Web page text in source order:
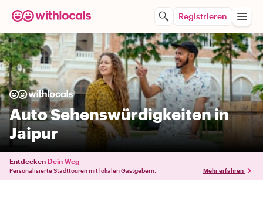
Registrieren
Auto Sehenswürdigkeiten in
Jaipur
Entdecken Dein Weg
Personalisierte Stadttouren mit lokalen Gastgebern. Mehr erfahren